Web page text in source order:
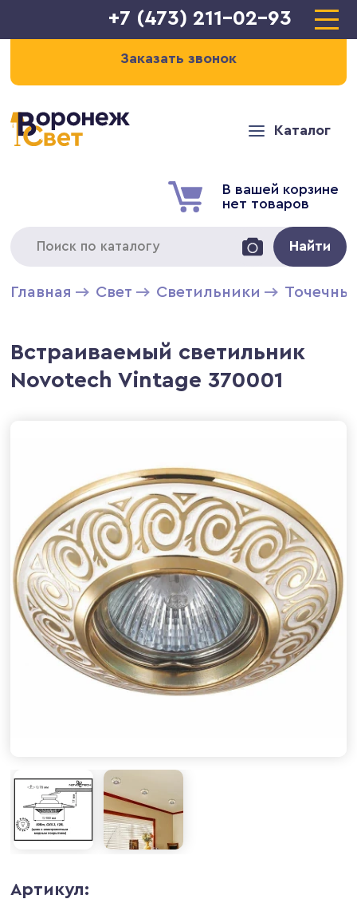
+7 (473) 211-02-93
Заказать звонок
Каталог
В вашей корзине
нет товаров
Найти
Главная Свет Светильники
Встраиваемый светильник
Novotech Vintage 370001
Артикул: